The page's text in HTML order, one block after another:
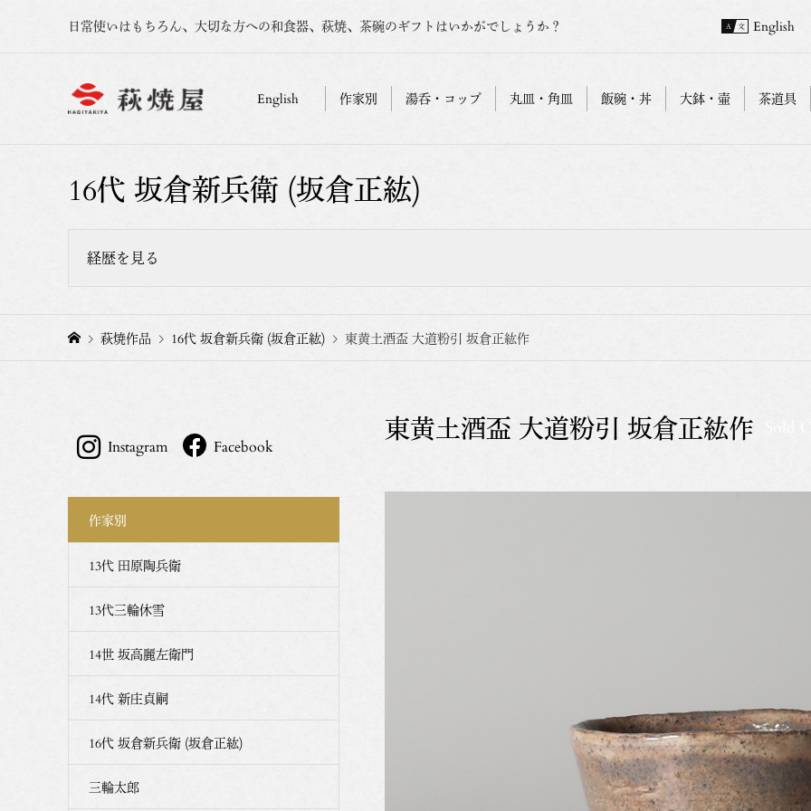
日常使いはもちろん、大切な方への和食器、萩焼、茶碗のギフトはいかがでしょうか？ English
English 作家別 湯呑・コップ 丸皿・角皿 飯碗・丼 大鉢・壷 茶道具
16代 坂倉新兵衛 (坂倉正紘)
経歴を見る
坂倉新兵衛窯、坂倉正紘。
萩焼作品 16代 坂倉新兵衛 (坂倉正紘) 東黄土酒盃 大道粉引 坂倉正紘作
東黄土酒盃 大道粉引 坂倉正紘作
Instagram Facebook
作家別
13代 田原陶兵衛
13代三輪休雪
14世 坂高麗左衛門
14代 新庄貞嗣
16代 坂倉新兵衛 (坂倉正紘)
三輪太郎